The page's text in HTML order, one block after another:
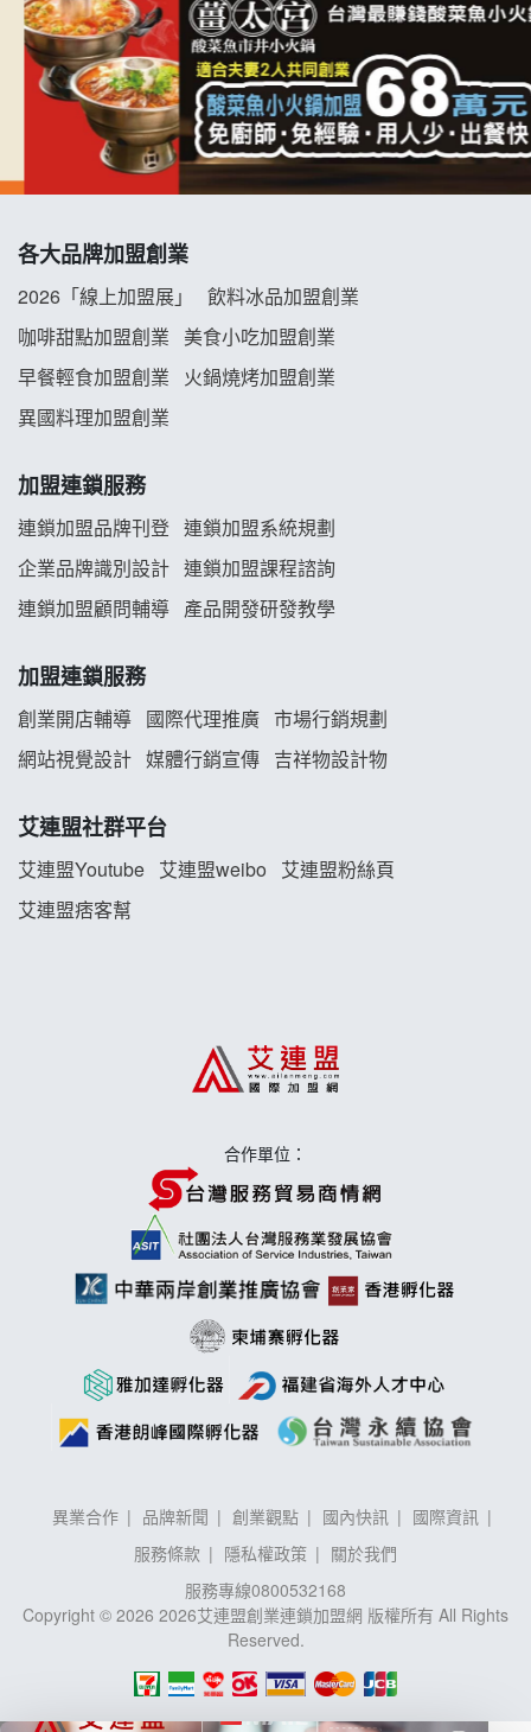
杜芳子古味茶鋪加盟說明會
優握握×酸奶大獅加盟說明會
冬城門加盟說明會
龍涎居好湯加盟說明會
舒油頭加盟說明會
義氣豐發雞加盟說明會
Mr.Wish加盟說明會
雞咕雞咕加盟說明會
TEA TOP加盟說明會
珍好味臭臭鍋加盟說明會
藍象廷泰式火鍋加盟說明會
莫尼早餐Morni加盟說明會
各大品牌加盟創業
2026「線上加盟展」
飲料冰品加盟創業
咖啡甜點加盟創業
美食小吃加盟創業
早餐輕食加盟創業
火鍋燒烤加盟創業
異國料理加盟創業
加盟連鎖服務
連鎖加盟品牌刊登 連鎖加盟系統規劃
企業品牌識別設計 連鎖加盟課程諮詢
連鎖加盟顧問輔導 產品開發研發教學
加盟連鎖服務
創業開店輔導 國際代理推廣 市場行銷規劃
網站視覺設計 媒體行銷宣傳 吉祥物設計物
艾連盟社群平台
艾連盟Youtube 艾連盟weibo
艾連盟粉絲頁
艾連盟痞客幫
合作單位：
異業合作 品牌新聞 創業觀點 國內快訊
國際資訊
服務條款
隱私權政策
關於我們
服務專線0800532168
Copyright © 2026 2026艾連盟創業連鎖加盟網 版權所有 All Rights
Reserved.